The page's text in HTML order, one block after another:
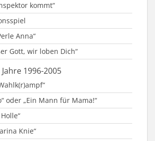
kommt“
Anna“
Gott, wir loben Dich“
1996-2005
oder „Ein Mann für Mama!“
Knie“